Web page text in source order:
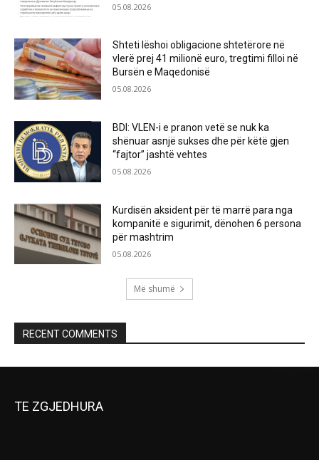
05.08.2026
Shteti lëshoi obligacione shtetërore në
vlerë prej 41 milionë euro, tregtimi filloi në
Bursën e Maqedonisë
05.08.2026
BDI: VLEN-i e pranon vetë se nuk ka
shënuar asnjë sukses dhe për këtë gjen
“fajtor” jashtë vehtes
05.08.2026
Kurdisën aksident për të marrë para nga
kompanitë e sigurimit, dënohen 6 persona
për mashtrim
05.08.2026
Më shumë
RECENT COMMENTS
TE ZGJEDHURA